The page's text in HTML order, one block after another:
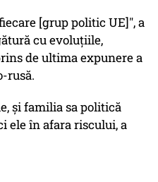
[grup politic UE]", a
cu evoluțiile,
de ultima expunere a
rusă.
și familia sa politică
ele în afara riscului, a